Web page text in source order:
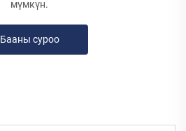
мүмкүн.
Бааны суроо